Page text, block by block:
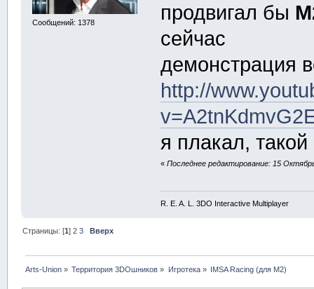
Сообщений: 1378
продвигал бы
сейчас
демонстрация
http://
я плакал,
«Последнее редактирование: 15
R. E. A. L. 3DO Interactive Multiplayer
Страницы: [1]2 3 Вверх
Arts-Union » Территория 3DOшников » Игротека» IMSA Racing (для M2)